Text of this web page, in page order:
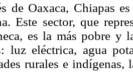
de Oaxaca, Chiapas
Este sector, que
es la más pobre y
luz eléctrica, agua
rurales e